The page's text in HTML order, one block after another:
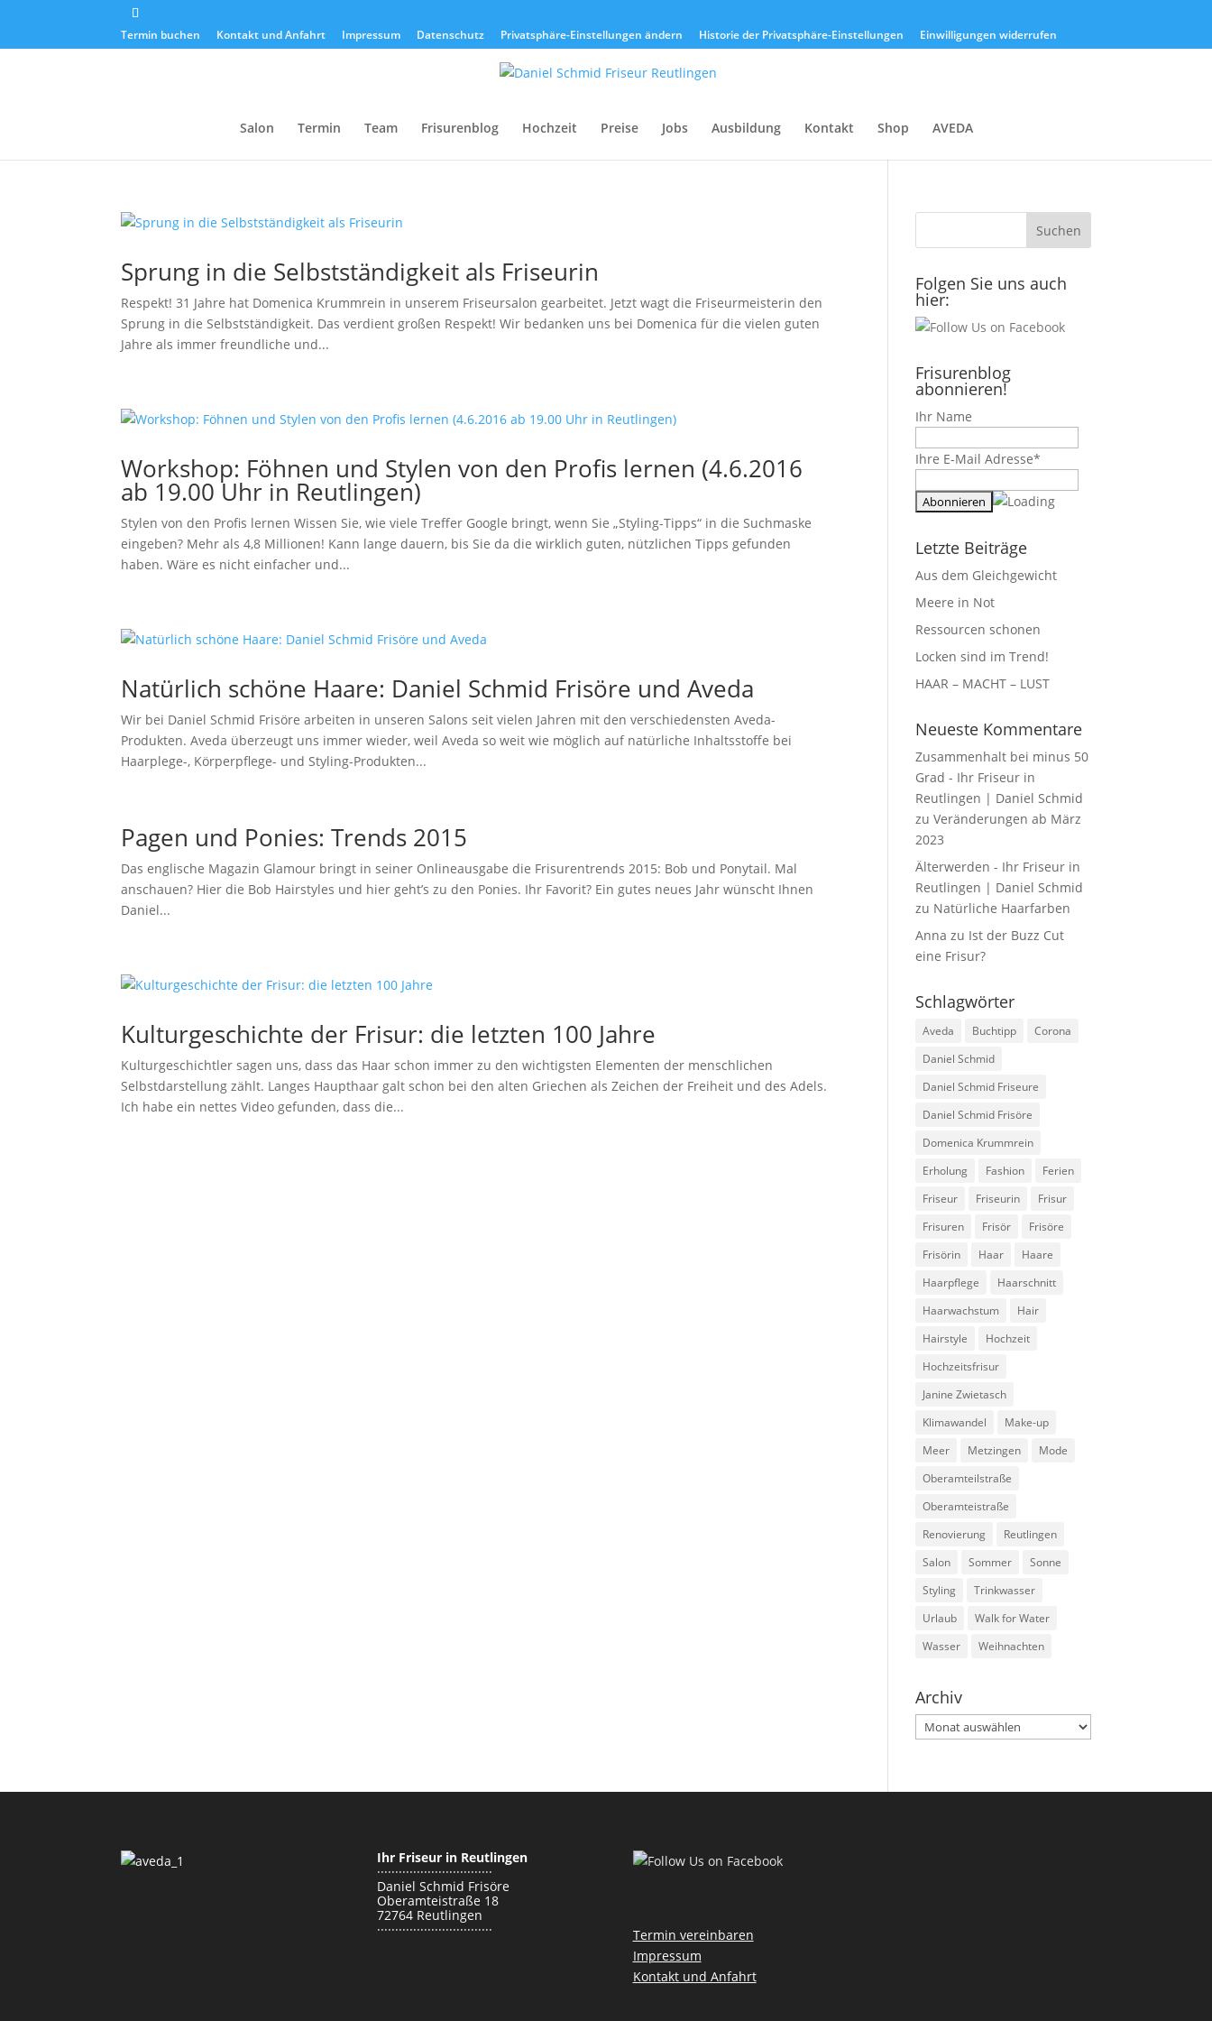
Termin buchen Kontakt und Anfahrt Impressum Datenschutz Privatsphäre-Einstellungen ändern Historie der Privatsphäre-Einstellungen Einwilligungen widerrufen
Salon Termin Team Frisurenblog Hochzeit Preise Jobs Ausbildung Kontakt Shop AVEDA
Sprung in die Selbstständigkeit als Friseurin
Respekt! 31 Jahre hat Domenica Krummrein in unserem Friseursalon gearbeitet. Jetzt wagt die Friseurmeisterin den
Sprung in die Selbstständigkeit. Das verdient großen Respekt! Wir bedanken uns bei Domenica für die vielen guten
Jahre als immer freundliche und...
Workshop: Föhnen und Stylen von den Profis lernen (4.6.2016
ab 19.00 Uhr in Reutlingen)
Stylen von den Profis lernen Wissen Sie, wie viele Treffer Google bringt, wenn Sie „Styling-Tipps“ in die Suchmaske
eingeben? Mehr als 4,8 Millionen! Kann lange dauern, bis Sie da die wirklich guten, nützlichen Tipps gefunden
haben. Wäre es nicht einfacher und...
Natürlich schöne Haare: Daniel Schmid Frisöre und Aveda
Wir bei Daniel Schmid Frisöre arbeiten in unseren Salons seit vielen Jahren mit den verschiedensten Aveda-
Produkten. Aveda überzeugt uns immer wieder, weil Aveda so weit wie möglich auf natürliche Inhaltsstoffe bei
Haarplege-, Körperpflege- und Styling-Produkten...
Pagen und Ponies: Trends 2015
Das englische Magazin Glamour bringt in seiner Onlineausgabe die Frisurentrends 2015: Bob und Ponytail. Mal
anschauen? Hier die Bob Hairstyles und hier geht’s zu den Ponies. Ihr Favorit? Ein gutes neues Jahr wünscht Ihnen
Daniel...
Kulturgeschichte der Frisur: die letzten 100 Jahre
Kulturgeschichtler sagen uns, dass das Haar schon immer zu den wichtigsten Elementen der menschlichen
Selbstdarstellung zählt. Langes Haupthaar galt schon bei den alten Griechen als Zeichen der Freiheit und des Adels.
Ich habe ein nettes Video gefunden, dass die...
Folgen Sie uns auch
hier:
Frisurenblog
abonnieren!
Ihr Name
Ihre E-Mail Adresse*
Letzte Beiträge
Aus dem Gleichgewicht
Meere in Not
Ressourcen schonen
Locken sind im Trend!
HAAR – MACHT – LUST
Neueste Kommentare
Zusammenhalt bei minus 50
Grad - Ihr Friseur in
Reutlingen | Daniel Schmid
zuVeränderungen ab März
2023
Älterwerden - Ihr Friseur in
Reutlingen | Daniel Schmid
zu Natürliche Haarfarben
Anna zu Ist der Buzz Cut
eine Frisur?
Schlagwörter
Aveda Buchtipp
Corona
Daniel Schmid
Daniel Schmid Friseure
Daniel Schmid Frisöre
Domenica Krummrein
Erholung
Fashion
Ferien
Friseur
Friseurin
Frisur
Frisuren
Frisör
Frisöre
Frisörin
Haar
Haare
Haarpflege
Haarschnitt
Haarwachstum
Hair
Hairstyle
Hochzeit
Hochzeitsfrisur
Janine Zwietasch
Klimawandel
Make-up
Meer
Metzingen
Mode
Oberamteilstraße
Oberamteistraße
Renovierung
Reutlingen
Salon
Sommer
Sonne
Styling
Trinkwasser
Urlaub
Walk for Water
Wasser
Weihnachten
Archiv
Archiv
Ihr Friseur in Reutlingen
································
Daniel Schmid Frisöre
Oberamteistraße 18
72764 Reutlingen
································
Termin vereinbaren
Impressum
Kontakt und Anfahrt